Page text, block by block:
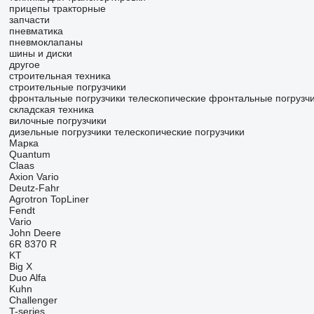
прицепы тракторные
запчасти
пневматика
пневмоклапаны
шины и диски
другое
строительная техника
строительные погрузчики
фронтальные погрузчики телескопические фронтальные
складская техника
вилочные погрузчики
дизельные погрузчики телескопические погрузчики
Марка
Quantum
Claas
Axion Vario
Deutz-Fahr
Agrotron TopLiner
Fendt
Vario
John Deere
6R 8370 R
KT
Big X
Duo Alfa
Kuhn
Challenger
T-series